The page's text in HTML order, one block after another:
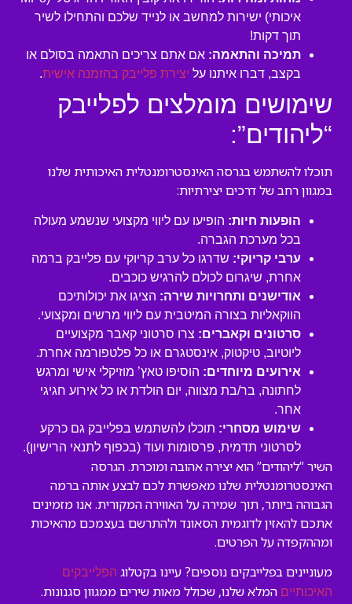
איכותי) ישירות למחשב או לנייד שלכם והתחילו לשיר
תוך דקות!
תמיכה והתאמה: אם אתם צריכים התאמה בסולם או
בקצב, דברו איתנו על יצירת פלייבק בהזמנה אישית.
שימושים מומלצים לפלייבק
“ליהודים”:
תוכלו להשתמש בגרסה האינסטרומנטלית האיכותית שלנו
במגוון רחב של דרכים יצירתיות:
הופעות חיות: הופיעו עם ליווי מקצועי שנשמע מעולה
בכל מערכת הגברה.
ערבי קריוקי: שדרגו כל ערב קריוקי עם פלייבק ברמה
אחרת, שיגרום לכולם להרגיש כוכבים.
אודישנים ותחרויות שירה: הציגו את יכולותיכם
הווקאליות בצורה המיטבית עם ליווי מרשים ומקצועי.
סרטונים וקאברים: צרו סרטוני קאבר מקצועיים
ליוטיוב, טיקטוק, אינסטגרם או כל פלטפורמה אחרת.
אירועים מיוחדים: הוסיפו טאץ’ מוזיקלי אישי ומרגש
לחתונה, בר/בת מצווה, יום הולדת או כל אירוע חגיגי
אחר.
שימוש מסחרי: תוכלו להשתמש בפלייבק גם כרקע
לסרטוני תדמית, פרסומות ועוד (בכפוף לתנאי הרישיון).
השיר “ליהודים” הוא יצירה אהובה ומוכרת. הגרסה
האינסטרומנטלית שלנו מאפשרת לכם לבצע אותה ברמה
הגבוהה ביותר, תוך שמירה על האווירה המקורית. אנו מזמינים
אתכם להאזין לדוגמית הסאונד ולהתרשם בעצמכם מהאיכות
ומההקפדה על הפרטים.
מעוניינים בפלייבקים נוספים? עיינו בקטלוג הפלייבקים
האיכותיים המלא שלנו, שכולל מאות שירים ממגוון סגנונות.